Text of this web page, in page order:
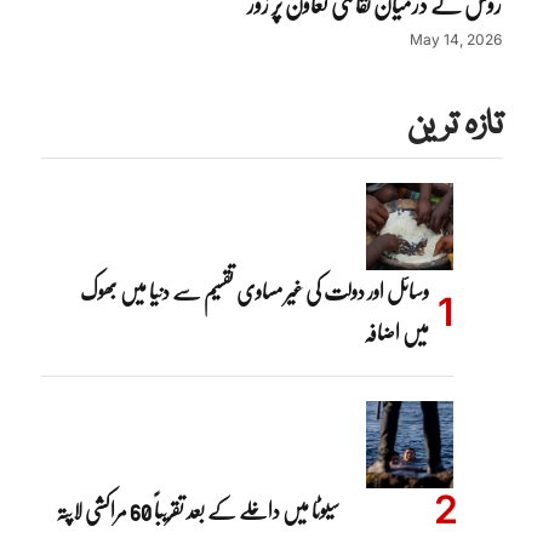
May 14, 2026
تازہ ترین
وسائل اور دولت کی غیر مساوی تقسیم سے دنیا میں بھوک
میں اضافہ
سیوٹا میں داخلے کے بعد تقریباً 60 مراکشی لاپتہ